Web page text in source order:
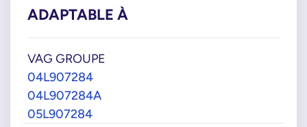
ADAPTABLE À
VAG GROUPE
04L907284
04L907284A
05L907284